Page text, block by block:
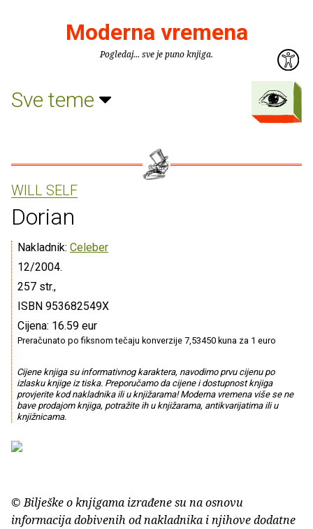
Moderna vremena
Pogledaj... sve je puno knjiga.
Sve teme
WILL SELF
Dorian
Nakladnik: Celeber
12/2004.
257 str.,
ISBN 953682549X
Cijena: 16.59 eur
Preračunato po fiksnom tečaju konverzije 7,53450 kuna za 1 euro
Cijene knjiga su informativnog karaktera, navodimo prvu cijenu po
izlasku knjige iz tiska. Preporučamo da cijene i dostupnost knjiga
provjerite kod nakladnika ili u knjižarama! Moderna vremena više se ne
bave prodajom knjiga, potražite ih u knjižarama, antikvarijatima ili u
knjižnicama.
© Bilješke o knjigama izrađene su na osnovu
informacija dobivenih od nakladnika i njihove dodatne